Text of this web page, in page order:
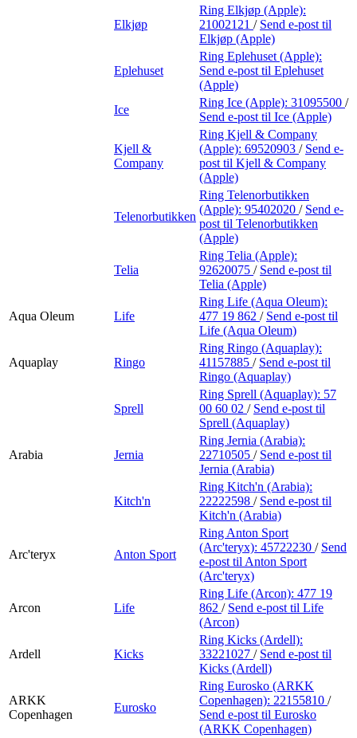
Elkjøp
Ring Elkjøp (Apple):
21002121 / Send e-post til
Elkjøp (Apple)
Eplehuset
Ring Eplehuset (Apple):
Send e-post til Eplehuset
(Apple)
Ice
Ring Ice (Apple): 31095500 /
Send e-post til Ice (Apple)
Kjell &
Company
Ring Kjell & Company
(Apple): 69520903 / Send e-
post til Kjell & Company
(Apple)
Telenorbutikken
Ring Telenorbutikken
(Apple): 95402020 / Send e-
post til Telenorbutikken
(Apple)
Telia
Ring Telia (Apple):
92620075 / Send e-post til
Telia (Apple)
Aqua Oleum Life
Ring Life (Aqua Oleum):
477 19 862 / Send e-post til
Life (Aqua Oleum)
Aquaplay Ringo
Ring Ringo (Aquaplay):
41157885 / Send e-post til
Ringo (Aquaplay)
Sprell
Ring Sprell (Aquaplay): 57
00 60 02 / Send e-post til
Sprell (Aquaplay)
Arabia Jernia
Ring Jernia (Arabia):
22710505 / Send e-post til
Jernia (Arabia)
Kitch'n
Ring Kitch'n (Arabia):
22222598 / Send e-post til
Kitch'n (Arabia)
Arc'teryx Anton Sport
Ring Anton Sport
(Arc'teryx): 45722230 / Send
e-post til Anton Sport
(Arc'teryx)
Arcon Life
Ring Life (Arcon): 477 19
862 / Send e-post til Life
(Arcon)
Ardell Kicks
Ring Kicks (Ardell):
33221027 / Send e-post til
Kicks (Ardell)
ARKK
Copenhagen
Eurosko
Ring Eurosko (ARKK
Copenhagen): 22155810 /
Send e-post til Eurosko
(ARKK Copenhagen)